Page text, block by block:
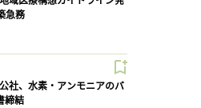
急務
社、水素・アンモニアのバ
締結